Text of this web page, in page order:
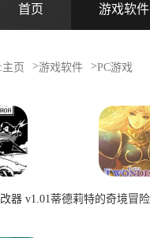
首页 游戏软件
主页 >游戏软件 >PC游戏
器 v1.01蒂德莉特的奇境冒